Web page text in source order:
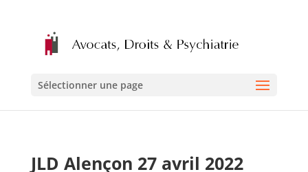
Sélectionner une page
JLD Alençon 27 avril 2022